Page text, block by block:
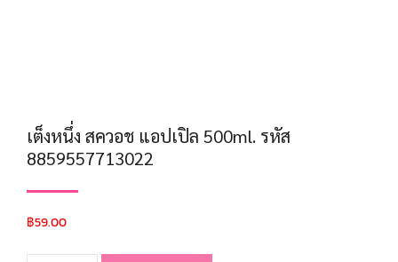
เต็งหนึ่ง สควอช แอปเปิล 500ml. รหัส
8859557713022
฿59.00